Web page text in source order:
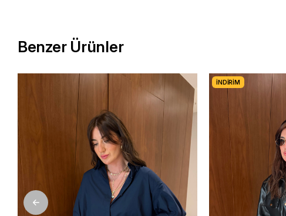
Benzer Ürünler
İNDIRIM